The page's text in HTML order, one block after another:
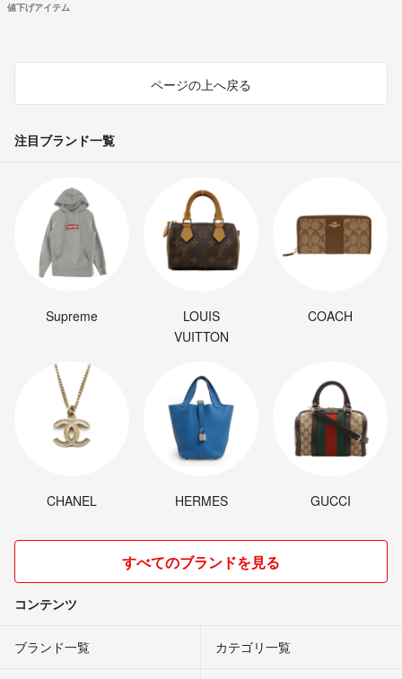
値下げアイテム
ページの上へ戻る
注目ブランド一覧
Supreme
LOUIS
VUITTON
COACH
CHANEL HERMES GUCCI
すべてのブランドを見る
コンテンツ
ブランド一覧 カテゴリ一覧